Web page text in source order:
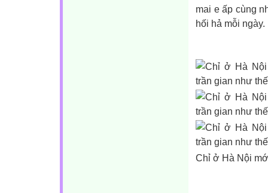
mai e ấp cùng
hối hả mỗi ngày.
Chỉ ở Hà Nội